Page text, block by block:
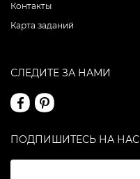
Контакты
Карта заданий
СЛЕДИТЕ ЗА НАМИ
ПОДПИШИТЕСЬ НА НАС